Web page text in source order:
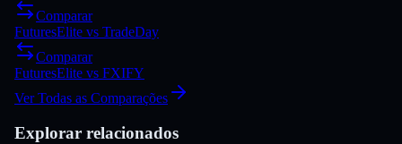
Comparar
FuturesElite vs TradeDay
Comparar
FuturesElite vs FXIFY
Ver Todas as Comparações
Explorar relacionados